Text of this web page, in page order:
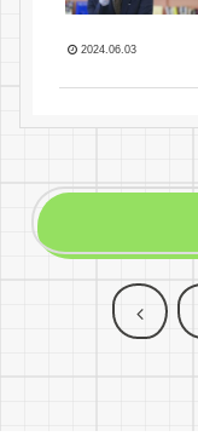
2024.06.03
前